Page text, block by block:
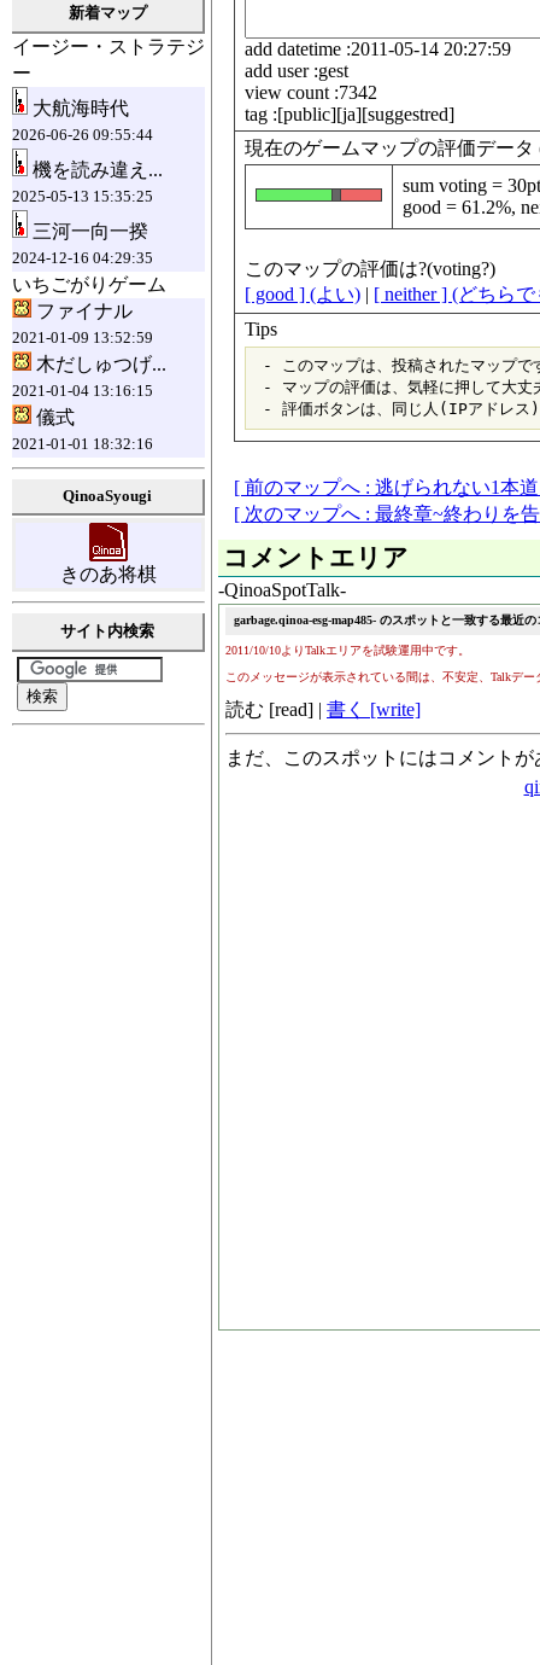
新着マップ
イージー・ストラテジ
ー
大航海時代
2026-06-26 09:55:44
機を読み違え...
2025-05-13 15:35:25
三河一向一揆
2024-12-16 04:29:35
いちごがりゲーム
ファイナル
2021-01-09 13:52:59
木だしゅつげ...
2021-01-04 13:16:15
儀式
2021-01-01 18:32:16
QinoaSyougi
きのあ将棋
サイト内検索
add datetime :2011-05-14 20:27:59
add user :gest
view count :7342
tag :[public][ja][suggestred]
現在のゲームマップの評価データ
sum voting = 30pt
good = 61.2%,
このマップの評価は?(voting?)
[ good ] (よい)| [ neither ] (どちら
Tips
- このマップは、投稿されたマップで
- マップの評価は、気軽に押して大丈
[ 前のマップへ : 逃げられない1本
[ 次のマップへ : 最終章~終わりを
コメントエリア
-QinoaSpotTalk-